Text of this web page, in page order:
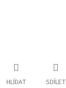
HLÍDAT SDÍLET